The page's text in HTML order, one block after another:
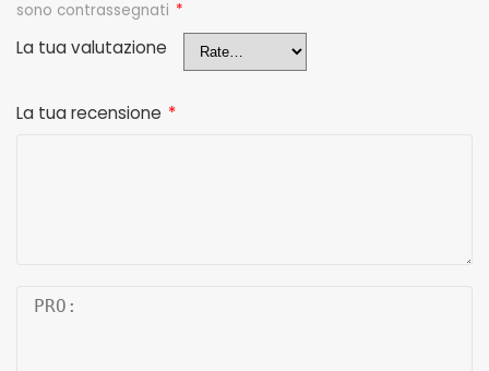
sono contrassegnati *
La tua valutazione
La tua recensione *